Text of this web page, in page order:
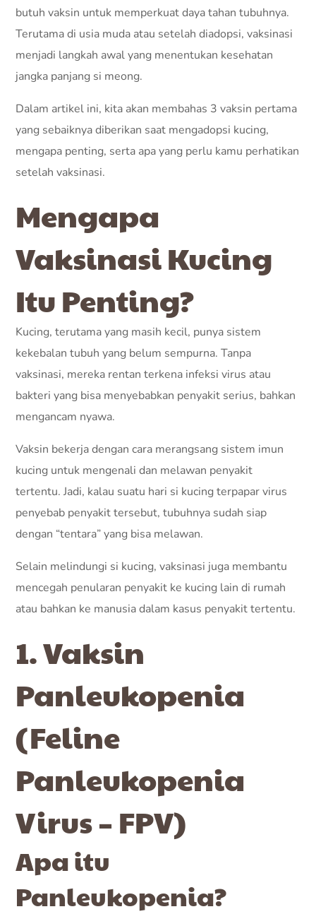
butuh vaksin untuk memperkuat daya tahan tubuhnya.
Terutama di usia muda atau setelah diadopsi, vaksinasi
menjadi langkah awal yang menentukan kesehatan
jangka panjang si meong.
Dalam artikel ini, kita akan membahas 3 vaksin pertama
yang sebaiknya diberikan saat mengadopsi kucing,
mengapa penting, serta apa yang perlu kamu perhatikan
setelah vaksinasi.
Mengapa
Vaksinasi Kucing
Itu Penting?
Kucing, terutama yang masih kecil, punya sistem
kekebalan tubuh yang belum sempurna. Tanpa
vaksinasi, mereka rentan terkena infeksi virus atau
bakteri yang bisa menyebabkan penyakit serius, bahkan
mengancam nyawa.
Vaksin bekerja dengan cara merangsang sistem imun
kucing untuk mengenali dan melawan penyakit
tertentu. Jadi, kalau suatu hari si kucing terpapar virus
penyebab penyakit tersebut, tubuhnya sudah siap
dengan “tentara” yang bisa melawan.
Selain melindungi si kucing, vaksinasi juga membantu
mencegah penularan penyakit ke kucing lain di rumah
atau bahkan ke manusia dalam kasus penyakit tertentu.
1. Vaksin
Panleukopenia
(Feline
Panleukopenia
Virus – FPV)
Apa itu
Panleukopenia?